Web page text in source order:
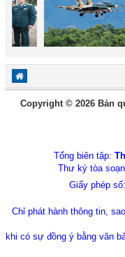
Copyright © 2026 Bản
Tổng biên tập:
Thư ký tòa
Giấy phép số:
Chỉ phát hành thông tin,
khi có sự đồng ý bằng văn